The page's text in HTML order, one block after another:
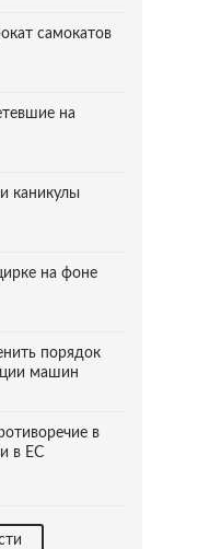
самокатов
на
каникулы
на фоне
порядок
машин
в
в ЕС